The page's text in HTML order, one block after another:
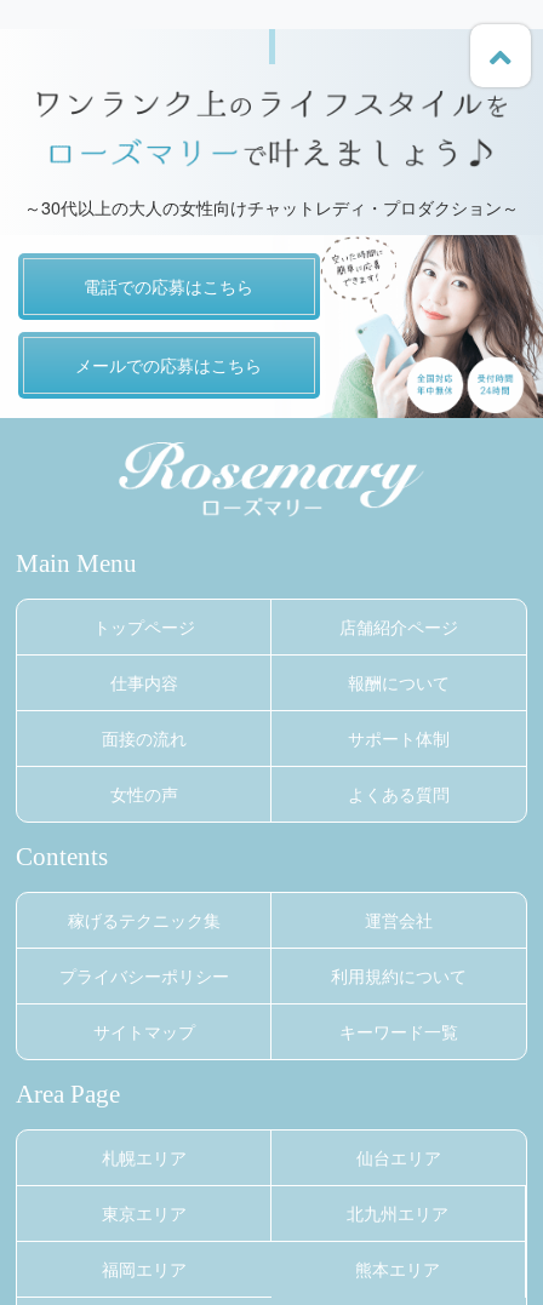
～30代以上の大人の女性向けチャットレディ・プロダクション～
電話での応募はこちら
メールでの応募はこちら
Main Menu
トップページ 店舗紹介ページ
仕事内容 報酬について
面接の流れ サポート体制
女性の声 よくある質問
Contents
稼げるテクニック集 運営会社
プライバシーポリシー 利用規約について
サイトマップ キーワード一覧
Area Page
札幌エリア 仙台エリア
東京エリア 北九州エリア
福岡エリア 熊本エリア